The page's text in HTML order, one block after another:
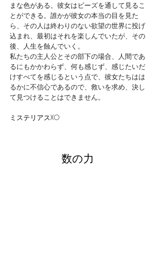
まな色がある。彼女はビーズを通して見るこ
とができる。誰かが彼女の本当の目を見た
ら、その人は終わりのない欲望の世界に投げ
込まれ、最初はそれを楽しんでいたが、その
後、人生を蝕んでいく。
私たちの主人公とその部下の場合、人間であ
るにもかかわらず、何も感じず、感じたいだ
けすべてを感じるという点で、彼女たちはは
るかに不信心であるので、救いを求め、決し
て見つけることはできません。
ミステリアスXO
数の力